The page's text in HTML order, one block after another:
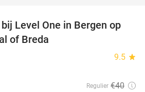
50%
Level One in Bergen op
of Breda
9.5 star
Regulier €40